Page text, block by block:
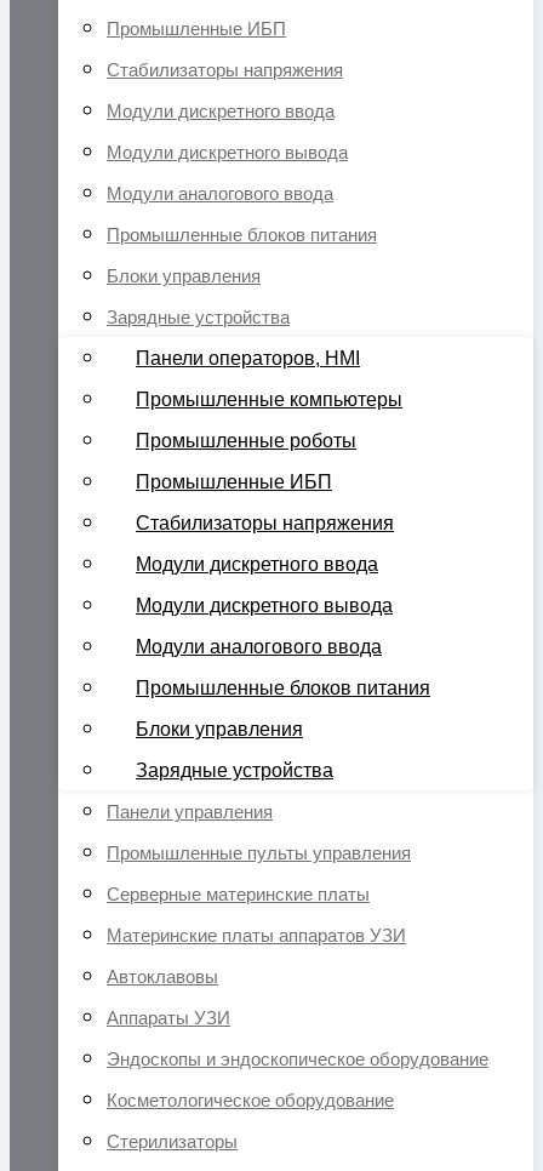
Промышленные ИБП
Стабилизаторы напряжения
Модули дискретного ввода
Модули дискретного вывода
Модули аналогового ввода
Промышленные блоков питания
Блоки управления
Зарядные устройства
Панели операторов, HMI
Промышленные компьютеры
Промышленные роботы
Промышленные ИБП
Стабилизаторы напряжения
Модули дискретного ввода
Модули дискретного вывода
Модули аналогового ввода
Промышленные блоков питания
Блоки управления
Зарядные устройства
Панели управления
Промышленные пульты управления
Серверные материнские платы
Материнские платы аппаратов УЗИ
Автоклавовы
Аппараты УЗИ
Эндоскопы и эндоскопическое оборудование
Косметологическое оборудование
Стерилизаторы